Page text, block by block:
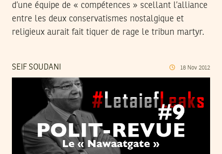
d’une équipe de « compétences » scellant l’alliance
entre les deux conservatismes nostalgique et
religieux aurait fait tiquer de rage le tribun martyr.
SEIF SOUDANI 18 Nov 2012